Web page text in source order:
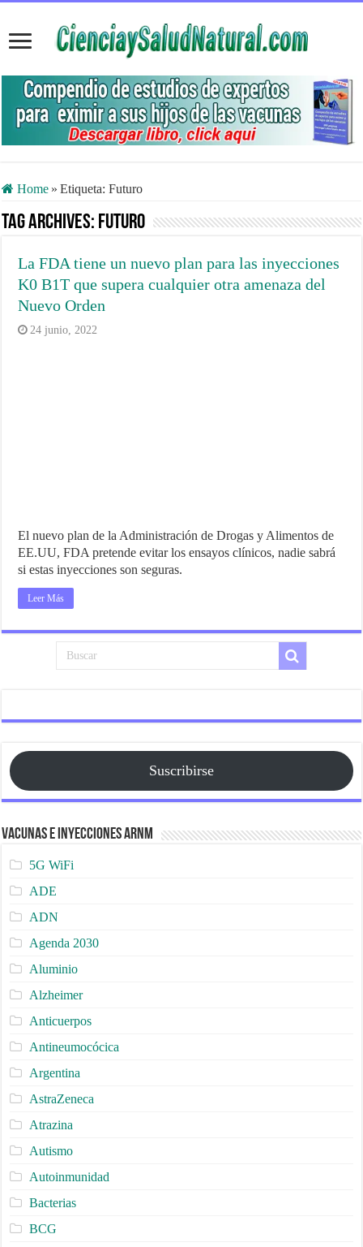
Home » Etiqueta:Futuro
Tag Archives: Futuro
La FDA tiene un nuevo plan para las inyecciones
K0 B1T que supera cualquier otra amenaza del
Nuevo Orden
24 junio, 2022
El nuevo plan de la Administración de Drogas y Alimentos de
EE.UU, FDA pretende evitar los ensayos clínicos, nadie sabrá
si estas inyecciones son seguras.
Leer Más
Suscribirse
Vacunas e Inyecciones ARNm
5G WiFi
ADE
ADN
Agenda 2030
Aluminio
Alzheimer
Anticuerpos
Antineumocócica
Argentina
AstraZeneca
Atrazina
Autismo
Autoinmunidad
Bacterias
BCG